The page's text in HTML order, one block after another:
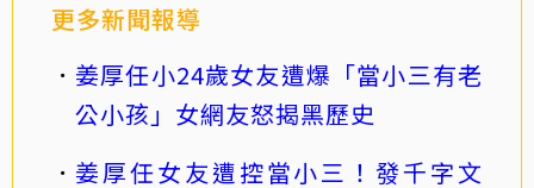
更多新聞報導
姜厚任小24歲女友遭爆「當小三有老
公小孩」女網友怒揭黑歷史
姜厚任女友遭控當小三！發千字文